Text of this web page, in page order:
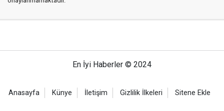
En İyi Haberler © 2024
Anasayfa Künye İletişim Gizlilik İlkeleri Sitene Ekle